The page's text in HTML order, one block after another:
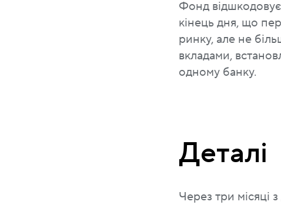
Фонд
кінець дня, що
ринку, але не
вкладами,
одному банку.
Деталі
Через три місяці